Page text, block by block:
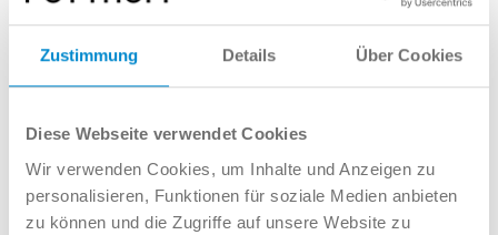
Zustimmung Details Über Cookies
Diese Webseite verwendet Cookies
Wir verwenden Cookies, um Inhalte und Anzeigen zu
personalisieren, Funktionen für soziale Medien anbieten
zu können und die Zugriffe auf unsere Website zu